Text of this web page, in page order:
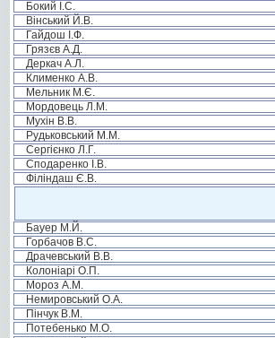
Бокий І.С.
Вінський Й.В.
Гайдош І.Ф.
Грязєв А.Д.
Деркач А.Л.
Клименко А.В.
Мельник М.Є.
Мордовець Л.М.
Мухін В.В.
Рудьковський М.М.
Сергієнко Л.Г.
Сподаренко І.В.
Філіндаш Є.В.
Бауер М.Й.
Горбачов В.С.
Драчевський В.В.
Колоніарі О.П.
Мороз А.М.
Немировський О.А.
Пінчук В.М.
Потебенько М.О.